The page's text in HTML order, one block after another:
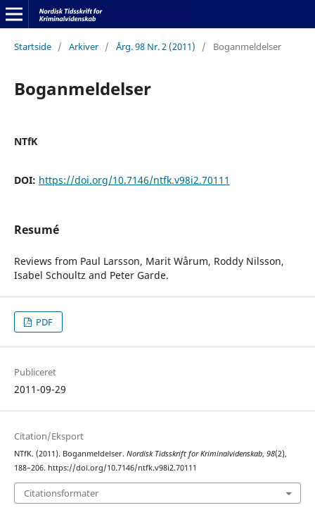
Startside / Arkiver / Årg. 98 Nr. 2 (2011) / Boganmeldelser
Boganmeldelser
NTfK
DOI: https://doi.org/10.7146/ntfk.v98i2.70111
Resumé
Reviews from Paul Larsson, Marit Wårum, Roddy Nilsson,
Isabel Schoultz and Peter Garde.
PDF
Publiceret
2011-09-29
Citation/Eksport
NTfK. (2011). Boganmeldelser. Nordisk Tidsskrift for Kriminalvidenskab, 98(2),
188–206. https://doi.org/10.7146/ntfk.v98i2.70111
Citationsformater